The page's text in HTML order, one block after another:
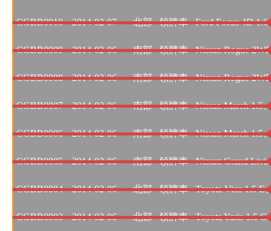
CGBB0010 2014-02-07 北部 領牌車 Ford Focus 4D
CGBB0009 2014-02-06 南部 領牌車 Nissan Rogue
CGBB0008 2014-02-06 南部 領牌車 Nissan Rogue
CGBB0007 2014-02-06 南部 領牌車 Nissan March 1.5
CGBB0006 2014-02-06 南部 領牌車 Nissan March 1.5
CGBB0005 2014-02-06 南部 領牌車 Nissan Grand
CGBB0004 2014-02-06 北部 領牌車 Toyota Vios 1.5 E
CGBB0003 2014-02-06 北部 領牌車 Toyota Yaris 1.5 G